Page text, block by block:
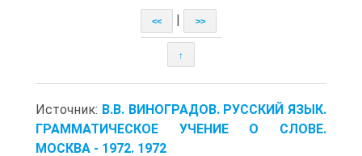
<< >>
↑
Источник: В.В. ВИНОГРАДОВ. РУССКИЙ ЯЗЫК.
ГРАММАТИЧЕСКОЕ УЧЕНИЕ О СЛОВЕ.
МОСКВА - 1972. 1972